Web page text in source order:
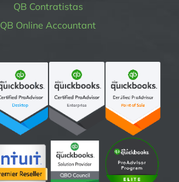
QB Contratistas
QB Online Accountant